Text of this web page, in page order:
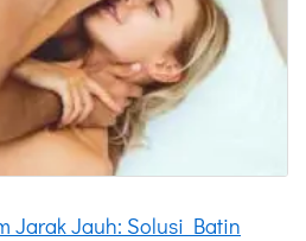
Jarak Jauh: Solusi Batin